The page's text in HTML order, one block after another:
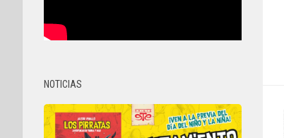
NOTICIAS